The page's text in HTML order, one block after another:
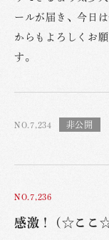
ールが届き、今日
からもよろしくお
す。
NO.7,234
NO.7,236
感激！ (☆ここ